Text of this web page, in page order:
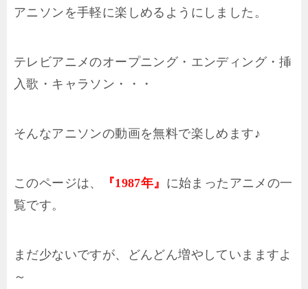
アニソンを手軽に楽しめるようにしました。
テレビアニメのオープニング・エンディング・挿
入歌・キャラソン・・・
そんなアニソンの動画を無料で楽しめます♪
このページは、 『1987年』 に始まったアニメの一
覧です。
まだ少ないですが、どんどん増やしていまますよ
～